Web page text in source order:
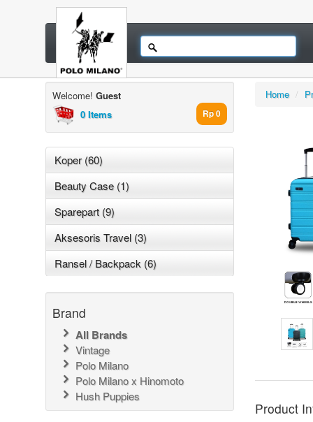
Welcome! Guest
0 Items
Rp 0
Koper (60)
Beauty Case (1)
Sparepart (9)
Aksesoris Travel (3)
Ransel / Backpack (6)
Brand
All Brands
Vintage
Polo Milano
Polo Milano x Hinomoto
Hush Puppies
Home /
Product